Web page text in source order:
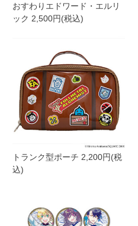
おすわりエドワード・エルリ
ック 2,500円(税込)
トランク型ポーチ 2,200円(税
込)